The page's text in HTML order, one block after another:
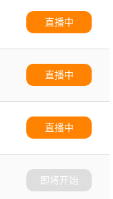
直播中
直播中
直播中
即将开始